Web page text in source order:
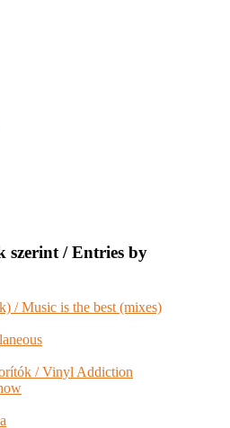
szerint / Entries by
/ Music is the best (mixes)
/ Vinyl Addiction